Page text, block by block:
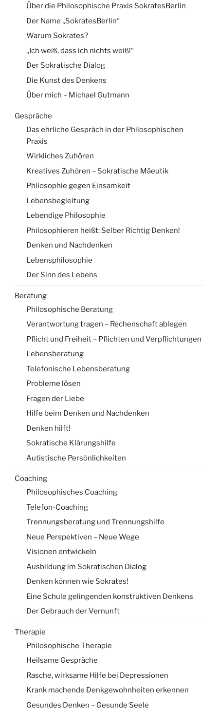
Über die Philosophische Praxis SokratesBerlin
Der Name „SokratesBerlin“
Warum Sokrates?
„Ich weiß, dass ich nichts weiß!“
Der Sokratische Dialog
Die Kunst des Denkens
Über mich – Michael Gutmann
Gespräche
Das ehrliche Gespräch in der Philosophischen
Praxis
Wirkliches Zuhören
Kreatives Zuhören – Sokratische Mäeutik
Philosophie gegen Einsamkeit
Lebensbegleitung
Lebendige Philosophie
Philosophieren heißt: Selber Richtig Denken!
Denken und Nachdenken
Lebensphilosophie
Der Sinn des Lebens
Beratung
Philosophische Beratung
Verantwortung tragen – Rechenschaft ablegen
Pflicht und Freiheit – Pflichten und Verpflichtungen
Lebensberatung
Telefonische Lebensberatung
Probleme lösen
Fragen der Liebe
Hilfe beim Denken und Nachdenken
Denken hilft!
Sokratische Klärungshilfe
Autistische Persönlichkeiten
Coaching
Philosophisches Coaching
Telefon-Coaching
Trennungsberatung und Trennungshilfe
Neue Perspektiven – Neue Wege
Visionen entwickeln
Ausbildung im Sokratischen Dialog
Denken können wie Sokrates!
Eine Schule gelingenden konstruktiven Denkens
Der Gebrauch der Vernunft
Therapie
Philosophische Therapie
Heilsame Gespräche
Rasche, wirksame Hilfe bei Depressionen
Krank machende Denkgewohnheiten erkennen
Gesundes Denken – Gesunde Seele